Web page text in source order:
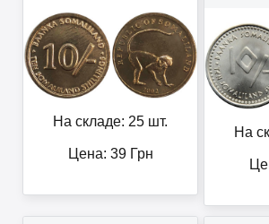
На складе: 25 шт.
Цена: 39Грн
На